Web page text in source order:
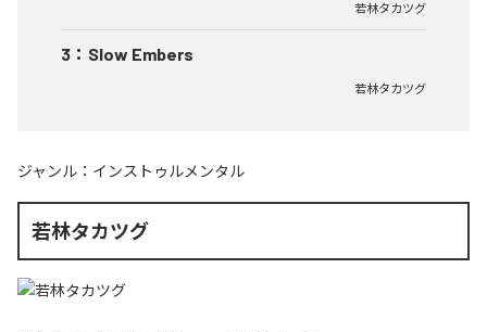
若林タカツグ
3 ： Slow Embers
若林タカツグ
ジャンル： インストゥルメンタル
若林タカツグ